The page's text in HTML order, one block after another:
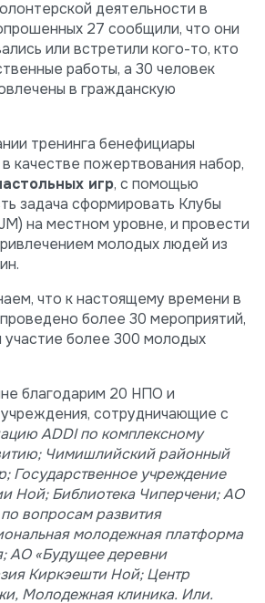
деятельности в
27 сообщили, что они
или встретили кого-то, кто
работы, а 30 человек
в гражданскую
бенефициары
качестве пожертвования набор,
игр, с помощью
задача сформировать Клубы
на местном уровне, и провести
молодых людей из
к настоящему времени в
более 30 мероприятий,
участие более 300 молодых
20 НПО и
сотрудничающие с
ADDI по комплексному
Чимишлийский районный
Государственное учреждение
Ной; Библиотека Чиперчени; АО
вопросам развития
молодежная платформа
АО «Будущее деревни
Киркэешти Ной; Центр
Молодежная клиника. Или.